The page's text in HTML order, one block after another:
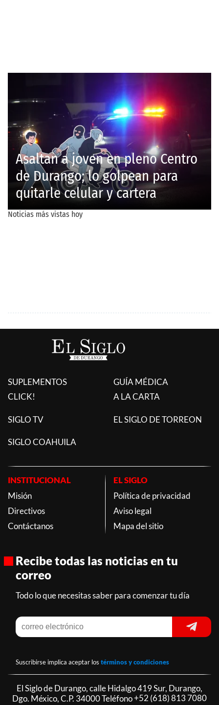
SUPLEMENTOS
CLICK!
GUÍA MÉDICA
A LA CARTA
SIGLO TV EL SIGLO DE TORREON
SIGLO COAHUILA
INSTITUCIONAL
Misión
Directivos
Contáctanos
EL SIGLO
Política de privacidad
Aviso legal
Mapa del sitio
Recibe todas las noticias en tu
correo
Todo lo que necesitas saber para comenzar tu día
Suscribirse implica aceptar los términos y condiciones
El Siglo de Durango, calle Hidalgo 419 Sur, Durango,
Dgo. México, C.P. 34000 Teléfono+52 (618) 813 7080